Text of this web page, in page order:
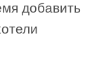
добавить